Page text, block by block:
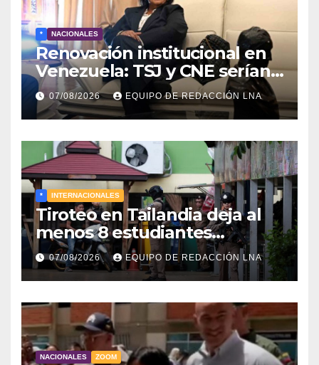
* NACIONALES
Renovación institucional en
Venezuela: TSJ y CNE serían
designados a finales de 2026
07/08/2026 EQUIPO DE REDACCIÓN LNA
* INTERNACIONALES
Tiroteo en Tailandia deja al
menos 8 estudiantes
muertos y 30 heridos
07/08/2026 EQUIPO DE REDACCIÓN LNA
NACIONALES ZOOM